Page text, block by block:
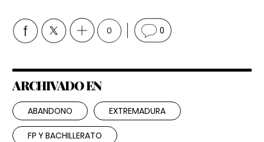
0 0
ARCHIVADO EN
ABANDONO EXTREMADURA
FP Y BACHILLERATO